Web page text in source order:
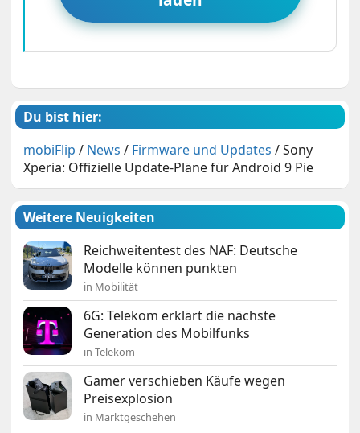
Du bist hier:
mobiFlip / News / Firmware und Updates /Sony
Xperia: Offizielle Update-Pläne für Android 9 Pie
Weitere Neuigkeiten
Reichweitentest des NAF: Deutsche
Modelle können punkten
in Mobilität
6G: Telekom erklärt die nächste
Generation des Mobilfunks
in Telekom
Gamer verschieben Käufe wegen
Preisexplosion
in Marktgeschehen